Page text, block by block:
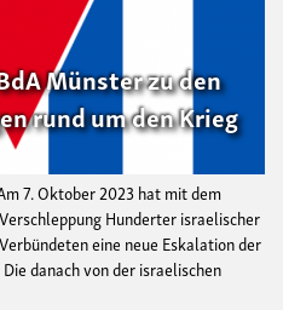
Münster zu den
rund um den Krieg
7. Oktober 2023 hat mit dem
Hunderter israelischer
eine neue Eskalation der
danach von der israelischen